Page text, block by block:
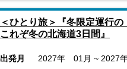
＜ひとり旅＞『冬限定運行
これぞ冬の北海道3日間』
出発月 2027年 01月 ~ 2027